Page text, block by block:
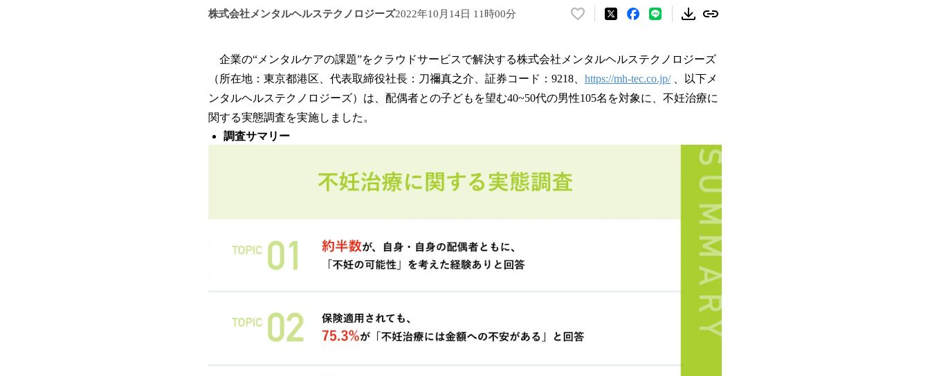
株式会社メンタルヘルステクノロジーズ2022年10月14日 11時00分
い
！
数
を
企業の“メンタルケアの課題”をクラウドサービスで解決する株式会社メンタルヘルステクノロジーズ
（所在地：東京都港区、代表取締役社長：刀禰真之介、証券コード：9218、 https://mh-tec.co.jp/、以下メ
ンタルヘルステクノロジーズ）は、配偶者との子どもを望む40~50代の男性105名を対象に、不妊治療に
関する実態調査を実施しました。
調査サマリー